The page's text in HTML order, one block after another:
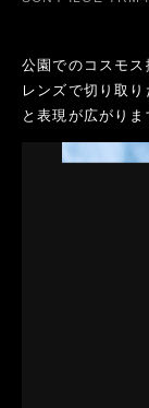
公園でのコスモ
レンズで切り取
と表現が広がりま